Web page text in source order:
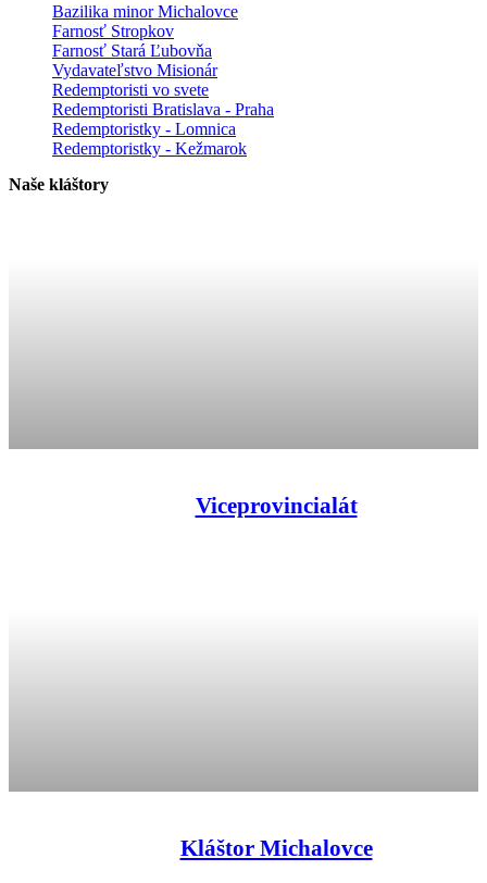
Bazilika minor Michalovce
Farnosť Stropkov
Farnosť Stará Ľubovňa
Vydavateľstvo Misionár
Redemptoristi vo svete
Redemptoristi Bratislava - Praha
Redemptoristky - Lomnica
Redemptoristky - Kežmarok
Naše kláštory
Viceprovincialát
Kláštor Michalovce